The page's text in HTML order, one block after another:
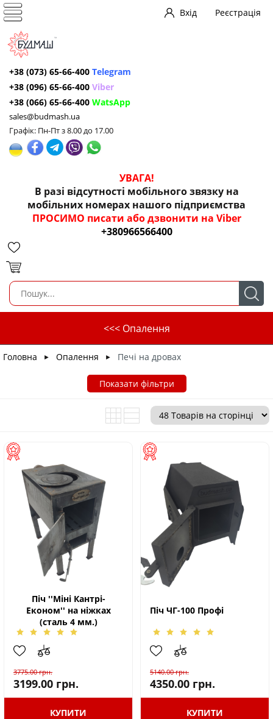
Вхід Реєстрація
+38 (073) 65-66-400 Telegram
+38 (096) 65-66-400 Viber
+38 (066) 65-66-400 WatsApp
sales@budmash.ua
Графік: Пн-Пт з 8.00 до 17.00
УВАГА!
В разі відсутності мобільного звязку на
мобільних номерах нашого підприємства
ПРОСИМО писати або дзвонити на Viber
+380966566400
<<< Опалення
Головна ► Опалення ► Печі на дровах
Показати фільтри
Піч ''Міні Кантрі-
Економ'' на ніжках
(сталь 4 мм.)
3775.00грн.
3199.00 грн.
КУПИТИ
Піч ЧГ-100 Профі
5140.00грн.
4350.00 грн.
КУПИТИ